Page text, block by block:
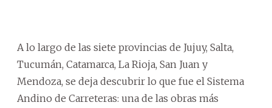
A lo largo de las siete provincias de Jujuy, Salta,
Tucumán, Catamarca, La Rioja, San Juan y
Mendoza, se deja descubrir lo que fue el Sistema
Andino de Carreteras: una de las obras más